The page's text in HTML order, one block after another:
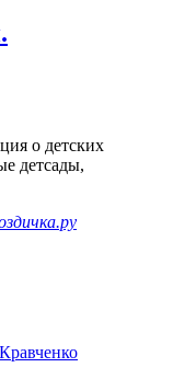
о детских
детсады,